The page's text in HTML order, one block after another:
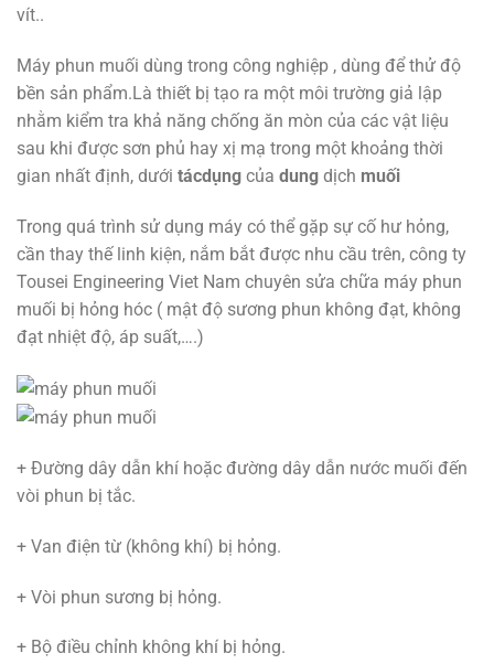
vít..
Máy phun muối dùng trong công nghiệp , dùng để thử độ
bền sản phẩm.Là thiết bị tạo ra một môi trường giả lập
nhằm kiểm tra khả năng chống ăn mòn của các vật liệu
sau khi được sơn phủ hay xị mạ trong một khoảng thời
gian nhất định, dưới tácdụng của dung dịch muối
Trong quá trình sử dụng máy có thể gặp sự cố hư hỏng,
cần thay thế linh kiện, nắm bắt được nhu cầu trên, công ty
Tousei Engineering Viet Nam chuyên sửa chữa máy phun
muối bị hỏng hóc ( mật độ sương phun không đạt, không
đạt nhiệt độ, áp suất,….)
+ Đường dây dẫn khí hoặc đường dây dẫn nước muối đến
vòi phun bị tắc.
+ Van điện từ (không khí) bị hỏng.
+ Vòi phun sương bị hỏng.
+ Bộ điều chỉnh không khí bị hỏng.